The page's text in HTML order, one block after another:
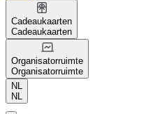
Cadeaukaarten
Cadeaukaarten
Organisatorruimte
Organisatorruimte
NL
NL